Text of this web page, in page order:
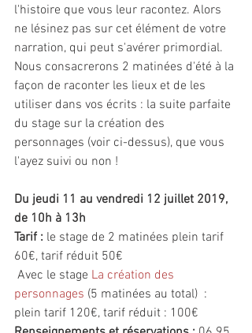
l'histoire que vous leur racontez. Alors
ne lésinez pas sur cet élément de votre
narration, qui peut s'avérer primordial.
Nous consacrerons 2 matinées d'été à la
façon de raconter les lieux et de les
utiliser dans vos écrits : la suite parfaite
du stage sur la création des
personnages (voir ci-dessus), que vous
l'ayez suivi ou non !
Du jeudi 11 au vendredi 12 juillet 2019,
de 10h à 13h
Tarif : le stage de 2 matinées plein tarif
60€, tarif réduit 50€
Avec le stage La création des
personnages (5 matinées au total)  :
plein tarif 120€, tarif réduit : 100€